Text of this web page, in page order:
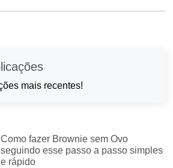
mais recentes!
Como fazer Brownie sem Ovo
seguindo esse passo a passo simples
e rápido